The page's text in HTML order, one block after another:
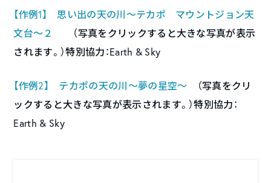
【作例1】 思い出の天の川～テカポ マウントジョン天
文台～２
（写真をクリックすると大きな写真が表示
されます。）特別協力：Earth & Sky
【作例2】 テカポの天の川～夢の星空～ （写真をクリ
ックすると大きな写真が表示されます。）特別協力：
Earth & Sky